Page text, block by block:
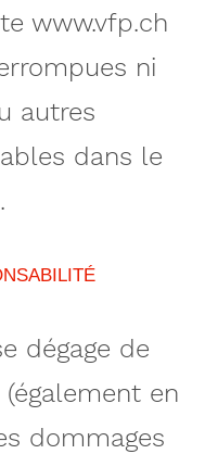
www.vfp.ch
ni
autres
dans le
dégage de
en
dommages